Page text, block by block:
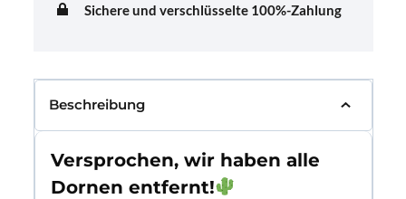
Sichere und verschlüsselte 100%-Zahlung
Beschreibung
Versprochen, wir haben alle
Dornen entfernt!